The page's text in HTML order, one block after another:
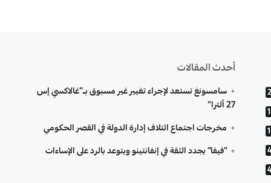
أحدث المقالات
سامسونغ تستعد لإجراء تغيير غير مسبوق بـ”غالاكسي إس
27 ألترا”
مخرجات اجتماع ائتلاف إدارة الدولة في القصر الحكومي
“فيفا” يجدد الثقة في إنفانتينو ويتوعد بالرد على الإساءات